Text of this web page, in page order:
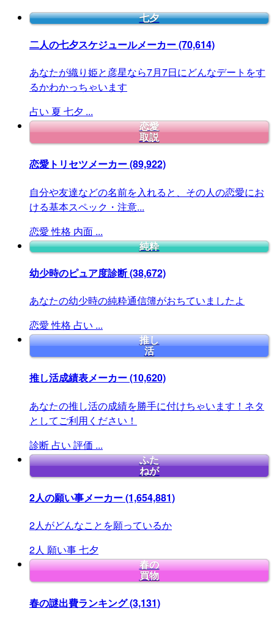
七夕
二人の七夕スケジュールメーカー(70,614)
あなたが織り姫と彦星なら7月7日にどんなデートをす
るかわかっちゃいます
占い 夏 七夕 ...
恋愛
取説
恋愛トリセツメーカー(89,922)
自分や友達などの名前を入れると、その人の恋愛にお
ける基本スペック・注意...
恋愛 性格 内面 ...
純粋
幼少時のピュア度診断(38,672)
あなたの幼少時の純粋通信簿がおちていましたよ
恋愛 性格 占い ...
推し
活
推し活成績表メーカー(10,620)
あなたの推し活の成績を勝手に付けちゃいます！ネタ
としてご利用ください！
診断 占い 評価 ...
ふた
ねが
2人の願い事メーカー(1,654,881)
2人がどんなことを願っているか
2人 願い事七夕
春の
買物
春の謎出費ランキング(3,131)